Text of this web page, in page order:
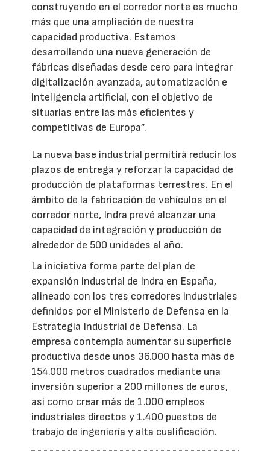
construyendo en el corredor norte es mucho
más que una ampliación de nuestra
capacidad productiva. Estamos
desarrollando una nueva generación de
fábricas diseñadas desde cero para integrar
digitalización avanzada, automatización e
inteligencia artificial, con el objetivo de
situarlas entre las más eficientes y
competitivas de Europa”.
La nueva base industrial permitirá reducir los
plazos de entrega y reforzar la capacidad de
producción de plataformas terrestres. En el
ámbito de la fabricación de vehículos en el
corredor norte, Indra prevé alcanzar una
capacidad de integración y producción de
alrededor de 500 unidades al año.
La iniciativa forma parte del plan de
expansión industrial de Indra en España,
alineado con los tres corredores industriales
definidos por el Ministerio de Defensa en la
Estrategia Industrial de Defensa. La
empresa contempla aumentar su superficie
productiva desde unos 36.000 hasta más de
154.000 metros cuadrados mediante una
inversión superior a 200 millones de euros,
así como crear más de 1.000 empleos
industriales directos y 1.400 puestos de
trabajo de ingeniería y alta cualificación.